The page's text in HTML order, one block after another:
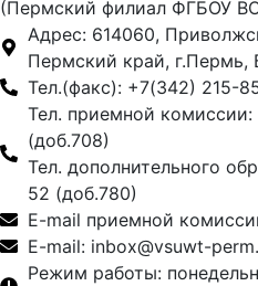
(Пермский филиал ФГБОУ
Адрес: 614060,
Пермский край, г.Пермь,
Тел.(факс): +7(342) 215-
Тел. приемной
(доб.708)
Тел. дополнительного
52 (доб.780)
E-mail приемной
E-mail: inbox@vsuwt-
Режим работы: